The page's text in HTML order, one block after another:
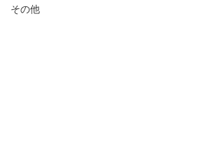
その他